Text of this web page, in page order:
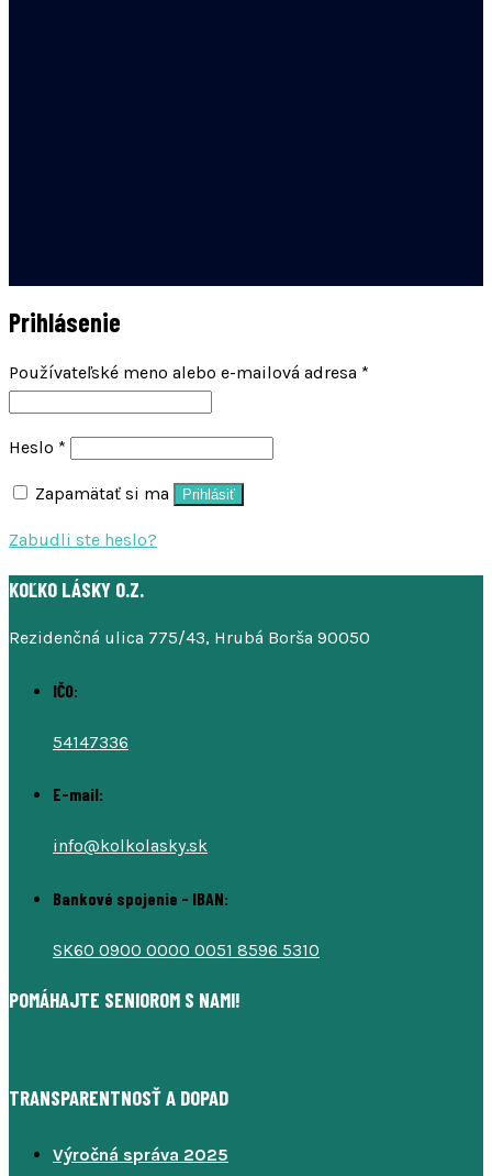
Prihlásenie
Používateľské meno alebo e-mailová adresa *
Heslo *
Zapamätať si ma Prihlásiť
Zabudli ste heslo?
KOĽKO LÁSKY O.Z.
Rezidenčná ulica 775/43, Hrubá Borša 90050
IČO:
54147336
E-mail:
info@kolkolasky.sk
Bankové spojenie - IBAN:
SK60 0900 0000 0051 8596 5310
POMÁHAJTE SENIOROM S NAMI!
TRANSPARENTNOSŤ A DOPAD
Výročná správa 2025